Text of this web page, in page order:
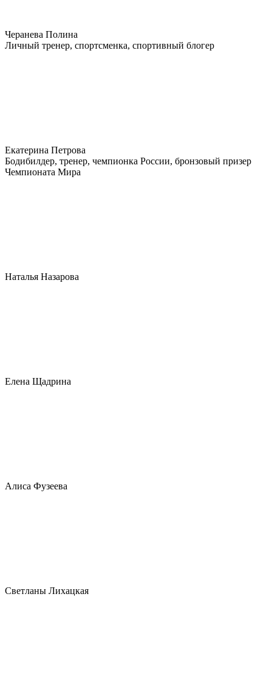
Черанева Полина
Личный тренер, спортсменка, спортивный блогер
Екатерина Петрова
Бодибилдер, тренер, чемпионка России, бронзовый призер
Чемпионата Мира
Наталья Назарова
Елена Щадрина
Алиса Фузеева
Светланы Лихацкая